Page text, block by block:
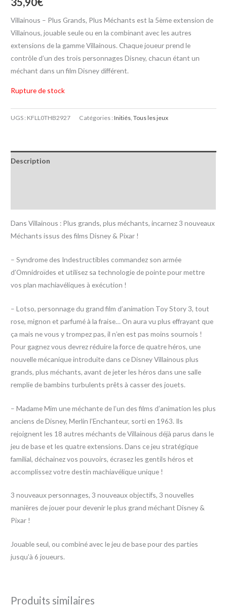
Villainous – Plus Grands, Plus Méchants est la 5ème extension de
Villainous, jouable seule ou en la combinant avec les autres
extensions de la gamme Villainous. Chaque joueur prend le
contrôle d’un des trois personnages Disney, chacun étant un
méchant dans un film Disney différent.
Rupture de stock
UGS : KFLL0THB2927 Catégories :Initiés ,Tous les jeux
Description
Dans Villainous : Plus grands, plus méchants, incarnez 3 nouveaux
Méchants issus des films Disney & Pixar !
– Syndrome des Indestructibles commandez son armée
d’Omnidroïdes et utilisez sa technologie de pointe pour mettre
vos plan machiavéliques à exécution !
– Lotso, personnage du grand film d’animation Toy Story 3, tout
rose, mignon et parfumé à la fraise… On aura vu plus effrayant que
ça mais ne vous y trompez pas, il n’en est pas moins sournois !
Pour gagnez vous devrez réduire la force de quatre héros, une
nouvelle mécanique introduite dans ce Disney Villainous plus
grands, plus méchants, avant de jeter les héros dans une salle
remplie de bambins turbulents prêts à casser des jouets.
– Madame Mim une méchante de l’un des films d’animation les plus
anciens de Disney, Merlin l’Enchanteur, sorti en 1963. Ils
rejoignent les 18 autres méchants de Villainous déjà parus dans le
jeu de base et les quatre extensions. Dans ce jeu stratégique
familial, déchainez vos pouvoirs, écrasez les gentils héros et
accomplissez votre destin machiavélique unique !
3 nouveaux personnages, 3 nouveaux objectifs, 3 nouvelles
manières de jouer pour devenir le plus grand méchant Disney &
Pixar !
Jouable seul, ou combiné avec le jeu de base pour des parties
jusqu’à 6 joueurs.
Produits similaires